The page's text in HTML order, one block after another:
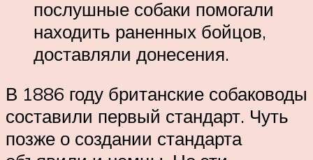
послушные собаки помогали
находить раненных бойцов,
доставляли донесения.
В 1886 году британские собаководы
составили первый стандарт. Чуть
позже о создании стандарта